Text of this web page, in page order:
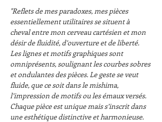
"Reflets de mes paradoxes, mes pièces
essentiellement utilitaires se situent à
cheval entre mon cerveau cartésien et mon
désir de fluidité, d’ouverture et de liberté.
Les lignes et motifs graphiques sont
omniprésents, soulignant les courbes sobres
et ondulantes des pièces. Le geste se veut
fluide, que ce soit dans le mishima,
l’impression de motifs ou les émaux versés.
Chaque pièce est unique mais s’inscrit dans
une esthétique distinctive et harmonieuse.